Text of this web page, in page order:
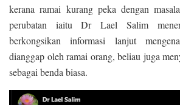
kerana ramai kurang peka dengan
perubatan iaitu Dr Lael Salim
berkongsikan informasi lanjut
dianggap oleh ramai orang, beliau juga
sebagai benda biasa.